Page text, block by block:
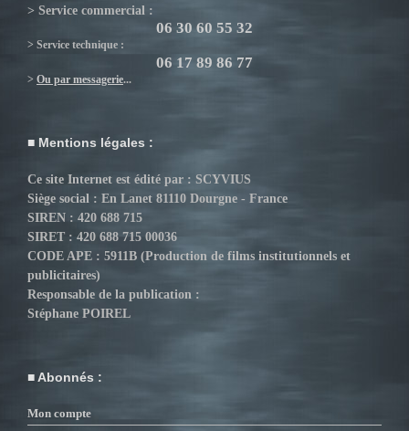
> Service commercial :
06 30 60 55 32
> Service technique :
06 17 89 86 77
> Ou par messagerie...
Mentions légales :
Ce site Internet est édité par : SCYVIUS
Siège social : En Lanet 81110 Dourgne - France
SIREN : 420 688 715
SIRET : 420 688 715 00036
CODE APE : 5911B (Production de films institutionnels et
publicitaires)
Responsable de la publication :
Stéphane POIREL
Abonnés :
Mon compte